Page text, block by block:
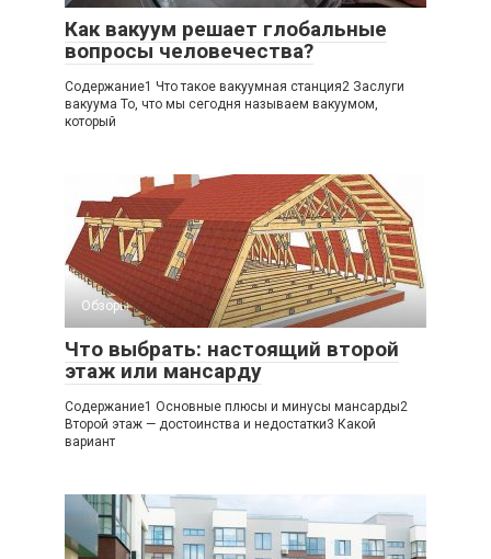
Как вакуум решает глобальные
вопросы человечества?
Содержание1 Что такое вакуумная станция2 Заслуги
вакуума То, что мы сегодня называем вакуумом,
который
Обзоры
Что выбрать: настоящий второй
этаж или мансарду
Содержание1 Основные плюсы и минусы мансарды2
Второй этаж — достоинства и недостатки3 Какой
вариант